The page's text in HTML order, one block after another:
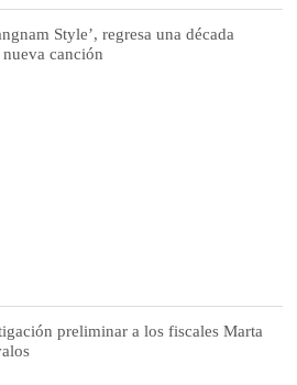
Style’, regresa una década
canción
preliminar a los fiscales Marta